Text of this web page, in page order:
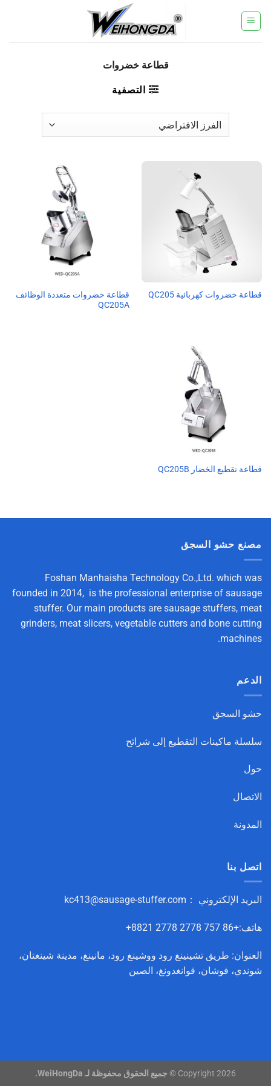
للمحتوى
قطاعة خضروات
التصفية
قطاعة خضروات كهربائية QC205
قطاعة خضروات متعددة الوظائف
QC205A
قطاعة تقطيع الخضار QC205B
مصنع حشو السجق
Foshan Manhaisha Technology Co.,Ltd. which was
founded in 2014, is the professional enterprise of sausage
stuffer. Our main products are sausage stuffers, meat
grinders, meat slicers, vegetable cutters and bone cutting
machines.
الدعم
حشو السجق
سلسلة ماكينات التقطيع إلى شرائح
حول
الاتصال
المدونة
اتصل بنا
البريد الإلكتروني ： kc413@sausage-stuffer.com
هاتف:+86 757 2778 2778 8821+
العنوان: طريق تشينينغ رود ووشينغ رود، مانينغ، مدينة شينغتان،
شوندي، فوشان، قوانغدونغ، الصين
Copyright 2026 © جميع الحقوق محفوظة لـ WeiHongDa.